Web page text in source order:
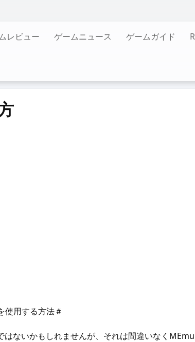
レビュー ゲームニュース ゲームガイド
用する方法＃
はないかもしれませんが、それは間違いなく